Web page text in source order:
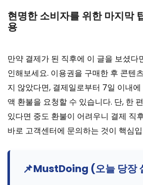
현명한 소비자를 위한 마지막
용
만약 결제가 된 직후에 이 글을 보셨다
인해보세요. 이용권을 구매한 후 콘텐
지 않았다면, 결제일로부터 7일 이내
액 환불을 요청할 수 있습니다. 단, 한
있다면 중도 환불이 어려우니 결제 직
바로 고객센터에 문의하는 것이 핵심
📌MustDoing (오늘 당장